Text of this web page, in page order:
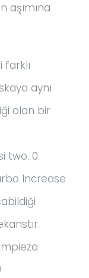
aşımına
aynı
olan bir
two. 0
Increase